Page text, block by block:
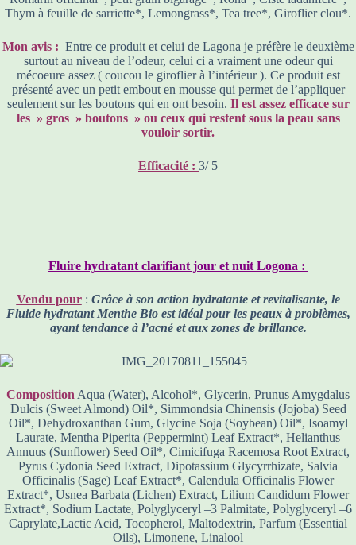
Thym à feuille de sarriette*, Lemongrass*, Tea tree*, Giroflier clou*.
Mon avis : Entre ce produit et celui de Lagona je préfère le deuxième
surtout au niveau de l’odeur, celui ci a vraiment une odeur qui
mécoeure assez ( coucou le giroflier à l’intérieur ). Ce produit est
présenté avec un petit embout en mousse qui permet de l’appliquer
seulement sur les boutons qui en ont besoin. Il est assez efficace sur
les » gros » boutons » ou ceux qui restent sous la peau sans
vouloir sortir.
Efficacité : 3/ 5
Fluire hydratant clarifiant jour et nuit Logona :
Vendu pour: Grâce à son action hydratante et revitalisante, le
Fluide hydratant Menthe Bio est idéal pour les peaux à problèmes,
ayant tendance à l’acné et aux zones de brillance.
Composition Aqua (Water), Alcohol*, Glycerin, Prunus Amygdalus
Dulcis (Sweet Almond) Oil*, Simmondsia Chinensis (Jojoba) Seed
Oil*, Dehydroxanthan Gum, Glycine Soja (Soybean) Oil*, Isoamyl
Laurate, Mentha Piperita (Peppermint) Leaf Extract*, Helianthus
Annuus (Sunflower) Seed Oil*, Cimicifuga Racemosa Root Extract,
Pyrus Cydonia Seed Extract, Dipotassium Glycyrrhizate, Salvia
Officinalis (Sage) Leaf Extract*, Calendula Officinalis Flower
Extract*, Usnea Barbata (Lichen) Extract, Lilium Candidum Flower
Extract*, Sodium Lactate, Polyglyceryl –3 Palmitate, Polyglyceryl –6
Caprylate,Lactic Acid, Tocopherol, Maltodextrin, Parfum (Essential
Oils), Limonene, Linalool